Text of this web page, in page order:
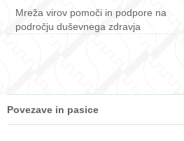
Mreža virov pomoči in podpore na
področju duševnega zdravja
Povezave in pasice